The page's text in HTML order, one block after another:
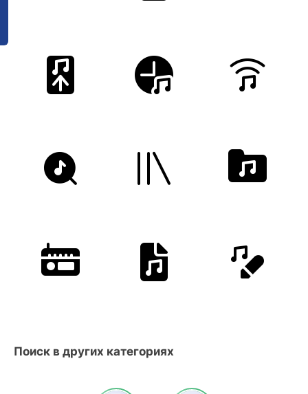
Поиск в других категориях